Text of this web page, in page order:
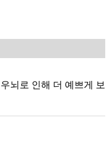
뇌로 인해 더 예쁘게 보